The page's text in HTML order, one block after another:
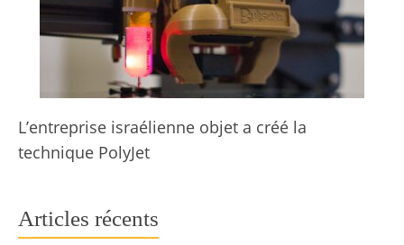
L’entreprise israélienne objet a créé la
technique PolyJet
Articles récents